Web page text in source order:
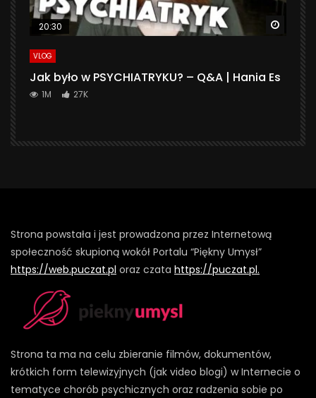
20:30
VLOG
Jak było w PSYCHIATRYKU? – Q&A | Hania Es
1M 27K
Strona powstała i jest prowadzona przez Internetową
społeczność skupioną wokół Portalu “Piękny Umysł”
https://web.puczat.pl oraz czata https://puczat.pl.
Strona ta ma na celu zbieranie filmów, dokumentów,
krótkich form telewizyjnych (jak video blogi) w Internecie o
tematyce chorób psychicznych oraz radzenia sobie po